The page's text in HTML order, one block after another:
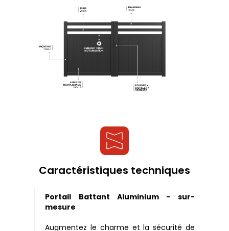
Caractéristiques techniques
Portail Battant Aluminium - sur-
mesure
Augmentez le charme et la sécurité de